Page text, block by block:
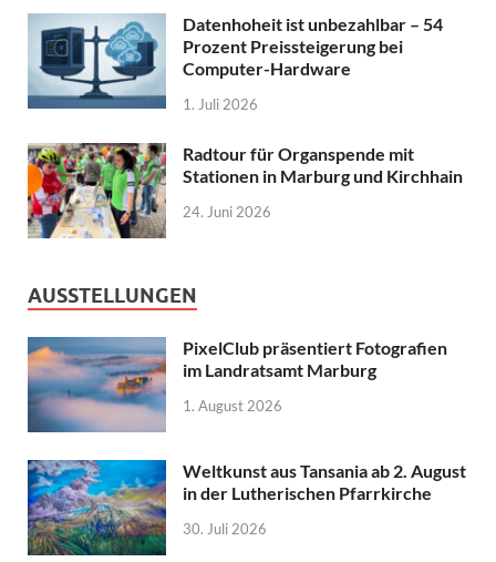
Datenhoheit ist unbezahlbar – 54
Prozent Preissteigerung bei
Computer-Hardware
1. Juli 2026
Radtour für Organspende mit
Stationen in Marburg und Kirchhain
24. Juni 2026
AUSSTELLUNGEN
PixelClub präsentiert Fotografien
im Landratsamt Marburg
1. August 2026
Weltkunst aus Tansania ab 2. August
in der Lutherischen Pfarrkirche
30. Juli 2026